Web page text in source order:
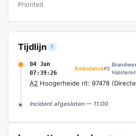
Tijdlijn 1
04 Jun
07:39:26
AmbulanceP2
Halsteren
A2 Hoogerheide rit: 97478
Incident afgesloten — 11:00
Prioriteit